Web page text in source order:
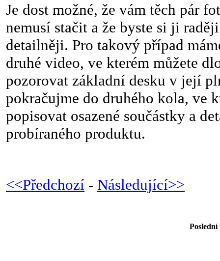
Je dost možné, že vám těch pár
nemusí stačit a že byste si ji
detailněji. Pro takový případ
druhé video, ve kterém můžete
pozorovat základní desku v její
pokračujme do druhého kola, ve
popisovat osazené součástky a
probíraného produktu.
<<Předchozí - Následující>>